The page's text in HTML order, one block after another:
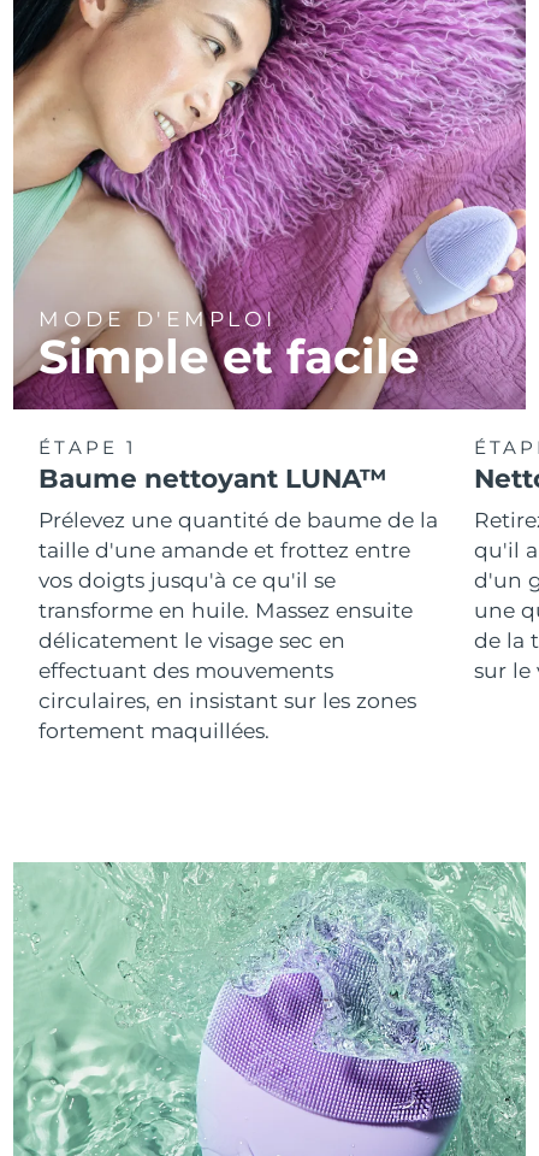
MODE D'EMPLOI
Simple et facile
ÉTAPE 1
Baume nettoyant LUNA™
Prélevez une quantité de baume de la
taille d'une amande et frottez entre
vos doigts jusqu'à ce qu'il se
transforme en huile. Massez ensuite
délicatement le visage sec en
effectuant des mouvements
circulaires, en insistant sur les zones
fortement maquillées.
qu'il
d'un
une
de la
sur le